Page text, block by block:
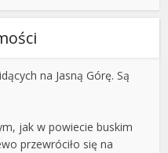
na Jasną Górę. Są
jak w powiecie buskim
przewróciło się na